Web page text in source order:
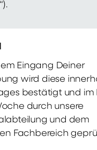
Eingang Deiner
wird diese
bestätigt und im
durch unsere
und dem
Fachbereich